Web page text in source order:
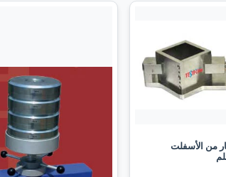
من الأسفلت